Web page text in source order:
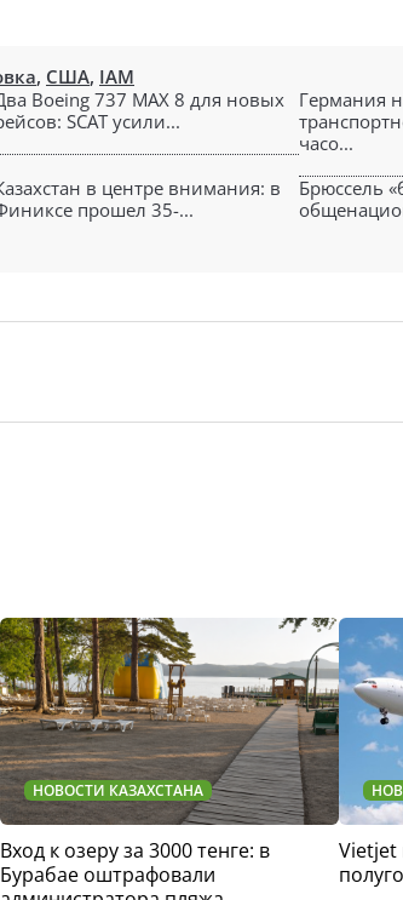
, США, IAM
Boeing 737 MAX 8 для новых
SCAT усили...
Германия
часо...
в центре внимания: в
прошел 35-...
Брюссель
НОВОСТИ КАЗАХСТАНА
Вход к озеру за 3000 тенге: в
Бурабае оштрафовали
Vietjet